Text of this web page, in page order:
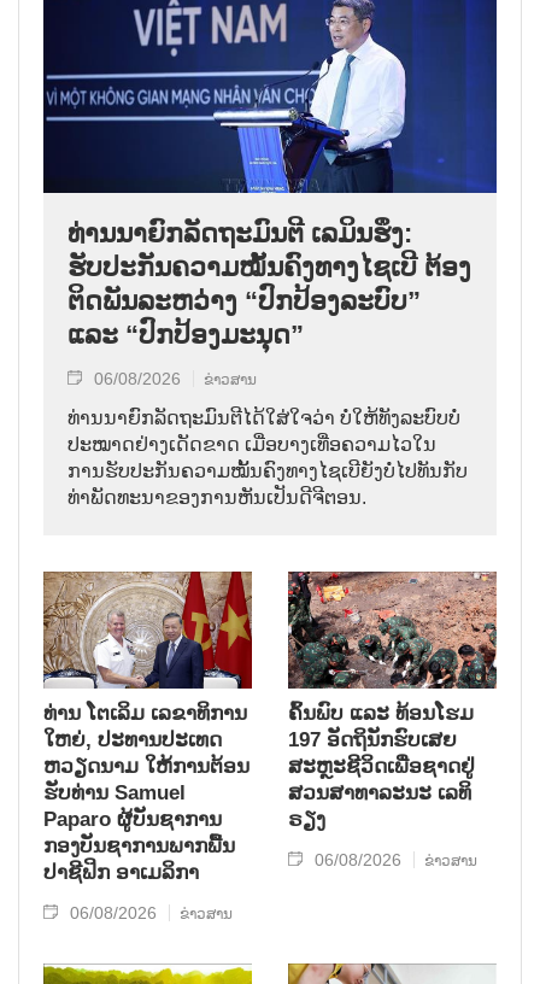
ທ່ານນາຍົກລັດຖະມົນຕີ ເລມິນຮຶງ:
ຮັບປະກັນຄວາມໝັ້ນຄົງທາງໄຊເບີ ຕ້ອງ
ຕິດພັນລະຫວ່າງ “ປົກປ້ອງລະບົບ”
ແລະ “ປົກປ້ອງມະນຸດ”
06/08/2026 ຂ່າວສານ
ທ່ານນາຍົກລັດຖະມົນຕີໄດ້ໃສ່ໃຈວ່າ ບໍ່ໃຫ້ທັງລະບົບບໍ່
ປະໝາດຢ່າງເດັດຂາດ ເມື່ອບາງເທື່ອຄວາມໄວໃນ
ການຮັບປະກັນຄວາມໝັ້ນຄົງທາງໄຊເບີຍັງບໍ່ໄປທັນກັບ
ທ່າພັດທະນາຂອງການຫັນເປັນດີຈີຕອນ.
ທ່ານ ໂຕ​ເລິມ ເລ​ຂາ​ທິ​ການ​
ໃຫຍ່, ປະ​ທານ​ປະ​ເທດ ​
ຫວຽດ​ນາມ ໃຫ້​ການ​ຕ້ອນ​
ຮັບ​ທ່ານ Samuel
Paparo ຜູ້​ບັນ​ຊາ​ການ
ກອງ​ບັນ​ຊາ​ການພາກ​ພື້ນ​
ປາ​ຊີ​ຟິກ ອາ​ເມ​ລິ​ກາ
06/08/2026 ຂ່າວສານ
ຄົ້ນ​ພົບ ແລະ ທ້ອນ​ໂຮມ
197 ອັດ​ຖິ​ນັກ​ຮົບ​ເສຍ​
ສະຫຼະ​ຊີ​ວິດ​ເພື່ອ​ຊາດ​ຢູ່​
ສວນ​ສາ​ທາ​ລະ​ນະ ເລ​ທິ​
ຣຽງ
06/08/2026 ຂ່າວສານ